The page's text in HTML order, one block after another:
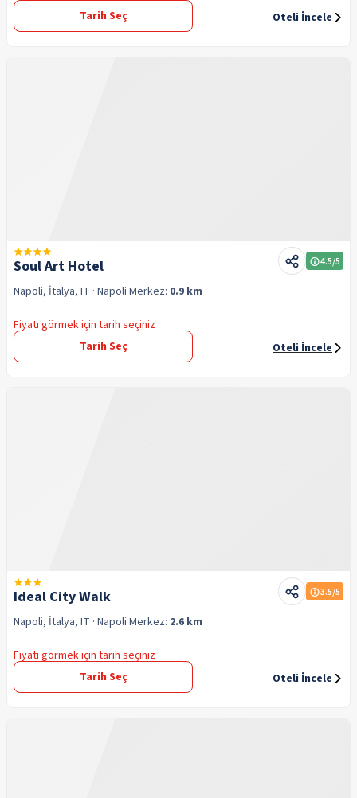
Tarih Seç
Oteli İncele
Soul Art Hotel 4.5/5
Napoli, İtalya, IT · Napoli Merkez: 0.9 km
Fiyatı görmek için tarih seçiniz
Tarih Seç
Oteli İncele
Ideal City Walk 3.5/5
Napoli, İtalya, IT · Napoli Merkez: 2.6 km
Fiyatı görmek için tarih seçiniz
Tarih Seç
Oteli İncele